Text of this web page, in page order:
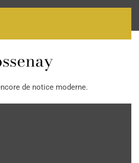
de notice moderne.